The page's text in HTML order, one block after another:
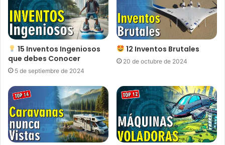
15 Inventos Ingeniosos
que debes Conocer
5 de septiembre de 2024
12 Inventos Brutales
20 de octubre de 2024